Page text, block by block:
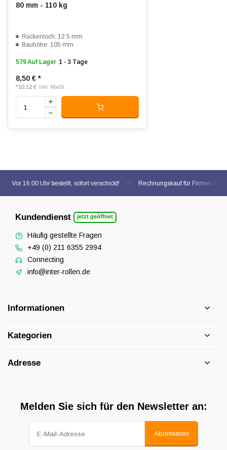
80 mm - 110 kg
Rückenloch: 12.5 mm
Bauhöhe: 105 mm
579 Auf Lager 1 - 3 Tage
8,50 € *
*10,12 € Inkl. MwSt.
Vor 16:00 Uhr bestellt, sofort verschickt! Rechnungskauf für Firmen
Kundendienst jetzt geöffnet
Häufig gestellte Fragen
+49 (0) 211 6355 2994
Connecting
info@inter-rollen.de
Informationen
Kategorien
Adresse
Melden Sie sich für den Newsletter an:
Abonnieren